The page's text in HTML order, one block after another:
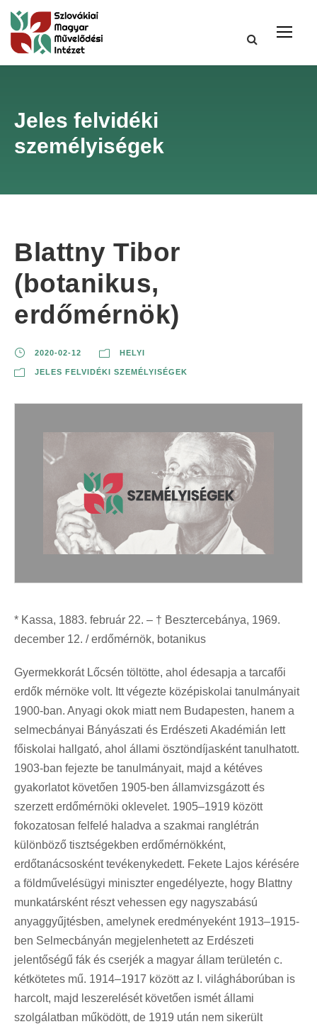
Jeles felvidéki
személyiségek
Blattny Tibor
(botanikus,
erdőmérnök)
2020-02-12 HELYI
JELES FELVIDÉKI SZEMÉLYISÉGEK
* Kassa, 1883. február 22. – † Besztercebánya, 1969.
december 12. / erdőmérnök, botanikus
Gyermekkorát Lőcsén töltötte, ahol édesapja a tarcafői
erdők mérnöke volt. Itt végezte középiskolai tanulmányait
1900-ban. Anyagi okok miatt nem Budapesten, hanem a
selmecbányai Bányászati és Erdészeti Akadémián lett
főiskolai hallgató, ahol állami ösztöndíjasként tanulhatott.
1903-ban fejezte be tanulmányait, majd a kétéves
gyakorlatot követően 1905-ben államvizsgázott és
szerzett erdőmérnöki oklevelet. 1905–1919 között
fokozatosan felfelé haladva a szakmai ranglétrán
különböző tisztségekben erdőmérnökként,
erdőtanácsosként tevékenykedett. Fekete Lajos kérésére
a földművelésügyi miniszter engedélyezte, hogy Blattny
munkatársként részt vehessen egy nagyszabású
anyaggyűjtésben, amelynek eredményeként 1913–1915-
ben Selmecbányán megjelenhetett az Erdészeti
jelentőségű fák és cserjék a magyar állam területén c.
kétkötetes mű. 1914–1917 között az I. világháborúban is
harcolt, majd leszerelését követően ismét állami
szolgálatban működött, de 1919 után nem sikerült